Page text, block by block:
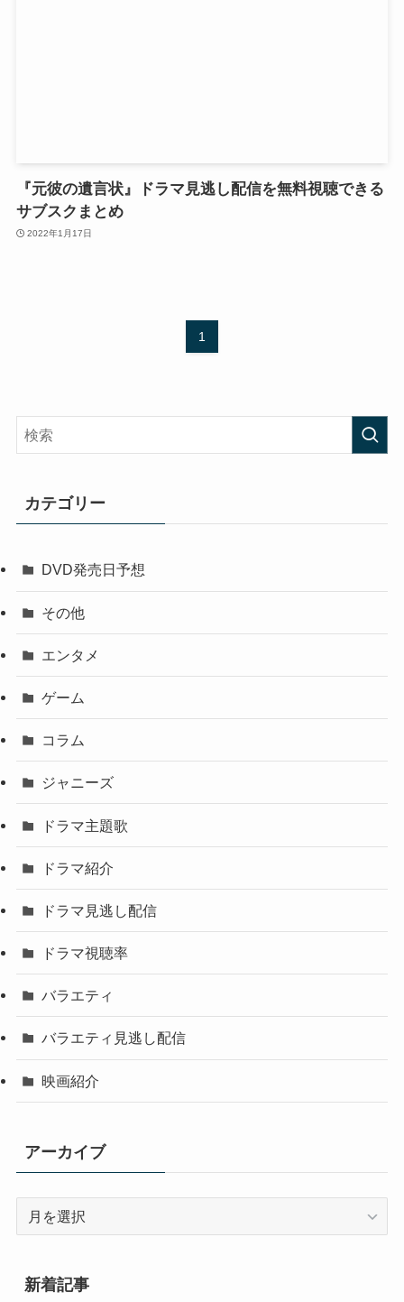
『元彼の遺言状』ドラマ見逃し配信を無料視聴できる
サブスクまとめ
2022年1月17日
1
カテゴリー
DVD発売日予想
その他
エンタメ
ゲーム
コラム
ジャニーズ
ドラマ主題歌
ドラマ紹介
ドラマ見逃し配信
ドラマ視聴率
バラエティ
バラエティ見逃し配信
映画紹介
アーカイブ
イ
ブ
新着記事